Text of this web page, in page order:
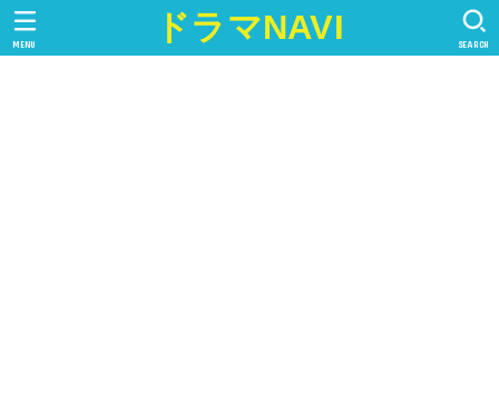
ドラマNAVI SEARCH
MENU